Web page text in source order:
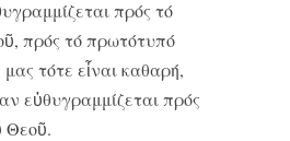
πρός τό
πρός τό πρωτότυπό
τότε εἶναι καθαρή,
εὐθυγραμμίζεται πρός
Θεοῦ.